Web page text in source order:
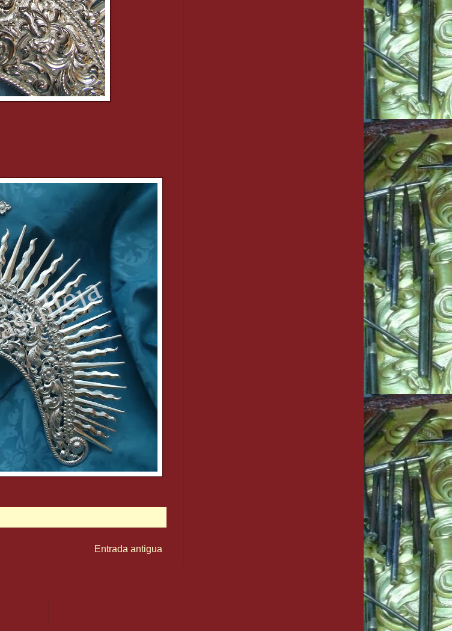
Entrada antigua